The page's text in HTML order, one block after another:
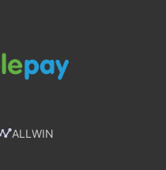
ALLWIN